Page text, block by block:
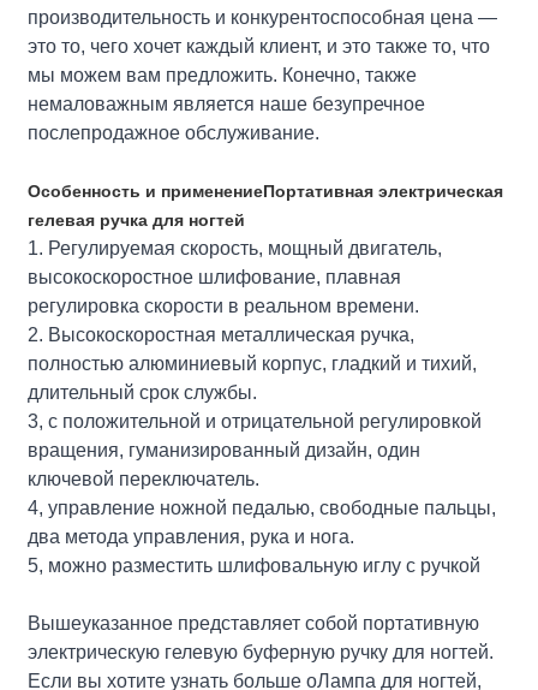
производительность и конкурентоспособная цена —
это то, чего хочет каждый клиент, и это также то, что
мы можем вам предложить. Конечно, также
немаловажным является наше безупречное
послепродажное обслуживание.
Особенность и применениеПортативная электрическая
гелевая ручка для ногтей
1. Регулируемая скорость, мощный двигатель,
высокоскоростное шлифование, плавная
регулировка скорости в реальном времени.
2. Высокоскоростная металлическая ручка,
полностью алюминиевый корпус, гладкий и тихий,
длительный срок службы.
3, с положительной и отрицательной регулировкой
вращения, гуманизированный дизайн, один
ключевой переключатель.
4, управление ножной педалью, свободные пальцы,
два метода управления, рука и нога.
5, можно разместить шлифовальную иглу с ручкой
Вышеуказанное представляет собой портативную
электрическую гелевую буферную ручку для ногтей.
Если вы хотите узнать больше оЛампа для ногтей,